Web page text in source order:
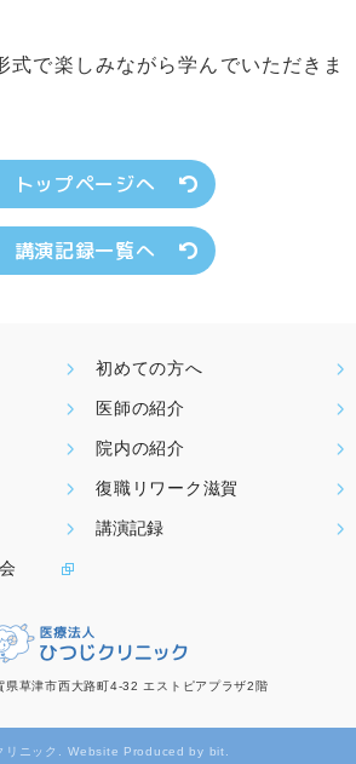
式で楽しみながら学んでいただきま
トップページへ
講演記録一覧へ
初めての方へ
医師の紹介
院内の紹介
復職リワーク滋賀
講演記録
草津市西大路町4-32 エストピアプラザ2階
ニック. Website Produced by bit.